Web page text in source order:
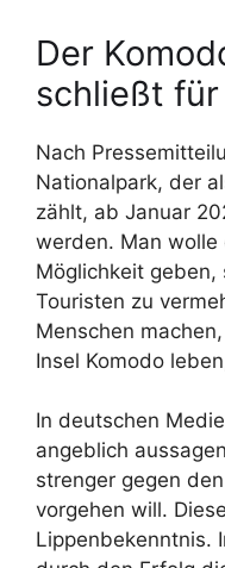
Der
schließt
Nach
Nationalpark, der
zählt, ab Januar
werden. Man wolle
Möglichkeit
Touristen zu
Menschen
Insel Komodo
In deutschen
angeblich
strenger gegen
vorgehen will.
Lippenbekenntnis.